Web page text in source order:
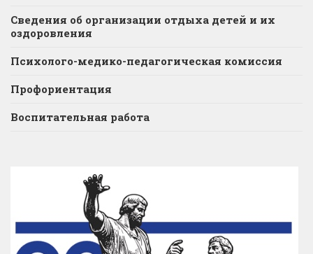
Сведения об организации отдыха детей и их
оздоровления
Психолого-медико-педагогическая комиссия
Профориентация
Воспитательная работа